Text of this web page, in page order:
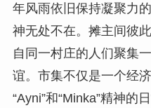
年风雨依旧保持凝聚力
神无处不在。摊主间彼
自同一村庄的人们聚集
谊。市集不仅是一个经
“Ayni”和“Minka”精神的